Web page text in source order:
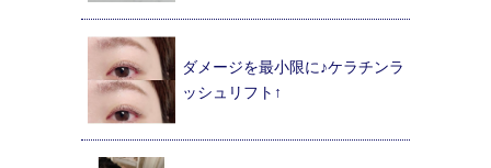
ダメージを最小限に♪ケラチンラ
ッシュリフト↑